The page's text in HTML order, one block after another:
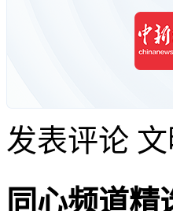
发表评论
同心频道精